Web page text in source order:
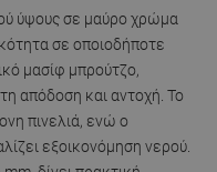
ύψους σε μαύρο χρώμα
σε οποιοδήποτε
μασίφ μπρούτζο,
απόδοση και αντοχή. Το
πινελιά, ενώ ο
εξοικονόμηση νερού.